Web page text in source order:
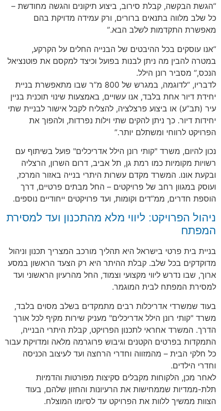
“הגשת הבקשה, קבלת סירוב, ביצוע תיקונים והגשה מחודשת –
כל שלב מלווה בתנאים ברורים, ורק עמידה מדויקת בהם
מאפשרת התקדמות לשלב הבא.”
“אנו עוסקים בכל ההיבטים של הבנייה החלים על הקרקע,
במטרה להבין מה ניתן לבנות בפועל וכיצד למקסם את פוטנציאל
הנכס,” מסביר רונן הילל.
לדבריו, “לדוגמה, במגרש של 800 מ”ר שבו מתאפשרת בניית
יחידת דיור אחת בלבד, אנו עשויים, באמצעות שינוי תוכנית בניין
עיר (תב”ע) או ביצוע פרצלציה, להצליח לקבל אישור לבניית שתי
יחידות דיור. כך ניתן להקים שתי וילות נפרדות, ולהפוך את
הפרויקט לרווחי ומשתלם יותר.”
נכון להיום, משרד "קותי רונן הילל אדריכלים" פועל בשיתוף עם
רשויות מקומיות כמו רמת גן, תל אביב, דרום השרון, הרצליה
ובקעת אונו. המשרד מקדם עשרות היתרי בנייה באזור המרכז,
ועוסק במגוון רחב של פרויקטים – החל מבתים פרטיים, דרך
הוספת חדרים, ממ”דים וקומות, ועד פרויקטים ייחודיים נוספים.
ניהול הפרויקט: ליווי מלא מהתכנון ועד למסירת
המפתח
בניית בית פרטי בישראל היא תהליך מורכב המצריך תכנון וניהול
מדוקדקים בכל שלב. קבלת ההיתר היא רק הצעד הראשון במסע
ארוך, שבו נדרש ליווי מקצועי וצמוד, החל מהרעיון הראשוני ועד
למסירת המפתח לבית המוגמר.
בעוד שמשרדי אדריכלות רבים מתמקדים בשלב מסוים בלבד,
משרד "קותי רונן הילל אדריכלים" מעניק שירות מקיף לכל אורך
הדרך. המשרד אחראי לתכנון הפרויקט, קבלת היתרי הבנייה,
התמקדות בפרטים הקטנים וגיבוש פרוגרמה מלאה ומדויקת עבור
כל חלקי הבית – מהמזווה וחדרי הרחצה ועד לעיצוב הכניסה
וחדרי הילדים.
לאחר מכן, הלקוחות מקבלים סקיצות מפורטות והדמיות
תלת-ממדיות שממחישות את הרעיונות והחזון שלהם, בעוד
הצוות ממשיך ללוות את הפרויקט עד לסיומו המוצלח.